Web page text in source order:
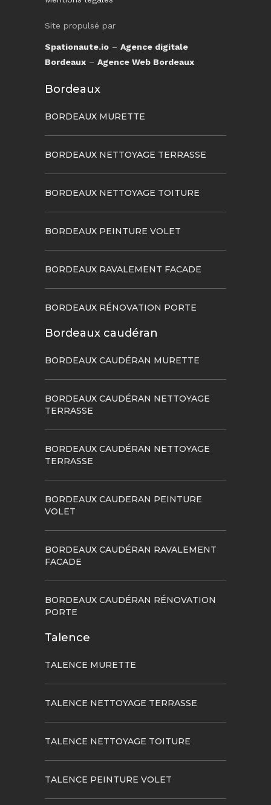
Site propulsé par
Spationaute.io – Agence digitale
Bordeaux – Agence Web Bordeaux
Bordeaux
BORDEAUX MURETTE
BORDEAUX NETTOYAGE TERRASSE
BORDEAUX NETTOYAGE TOITURE
BORDEAUX PEINTURE VOLET
BORDEAUX RAVALEMENT FACADE
BORDEAUX RÉNOVATION PORTE
Bordeaux caudéran
BORDEAUX CAUDÉRAN MURETTE
BORDEAUX CAUDÉRAN NETTOYAGE
TERRASSE
BORDEAUX CAUDÉRAN NETTOYAGE
TERRASSE
BORDEAUX CAUDERAN PEINTURE
VOLET
BORDEAUX CAUDÉRAN RAVALEMENT
FACADE
BORDEAUX CAUDÉRAN RÉNOVATION
PORTE
Talence
TALENCE MURETTE
TALENCE NETTOYAGE TERRASSE
TALENCE NETTOYAGE TOITURE
TALENCE PEINTURE VOLET